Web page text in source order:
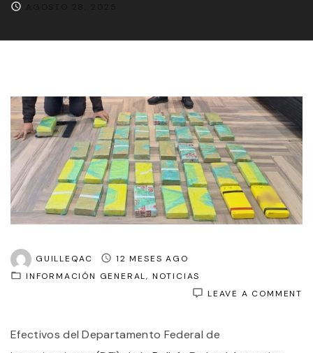
GUILLEQAC
12 MESES AGO
INFORMACIÓN GENERAL NOTICIAS
LEAVE A COMMENT
Efectivos del Departamento Federal de